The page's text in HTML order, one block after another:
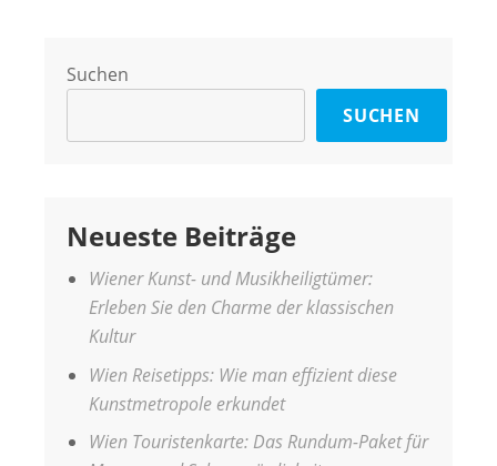
Suchen
SUCHEN
Neueste Beiträge
Wiener Kunst- und Musikheiligtümer:
Erleben Sie den Charme der klassischen
Kultur
Wien Reisetipps: Wie man effizient diese
Kunstmetropole erkundet
Wien Touristenkarte: Das Rundum-Paket für